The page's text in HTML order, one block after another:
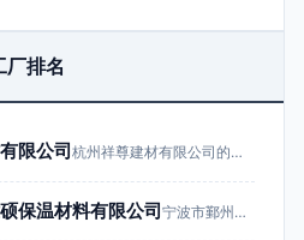
厂排名
限公司 杭州祥尊建材有限公司的主营业务为…
保温材料有限公司 宁波市鄞州世硕保温材料有限公司成…